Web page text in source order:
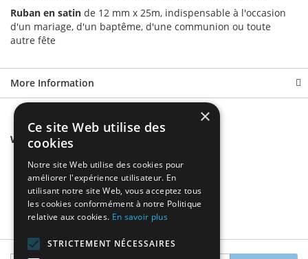
Ruban en satin de 12 mm x 25m, indispensable à l'occasion
d'un mariage, d'un baptême, d'une communion ou toute
autre fête
More Information
We found other products you might like!
×
Ce site Web utilise des
cookies
Notre site Web utilise des cookies pour
améliorer l'expérience utilisateur. En
utilisant notre site Web, vous acceptez tous
les cookies conformément à notre Politique
relative aux cookies. En savoir plus
STRICTEMENT NÉCESSAIRES